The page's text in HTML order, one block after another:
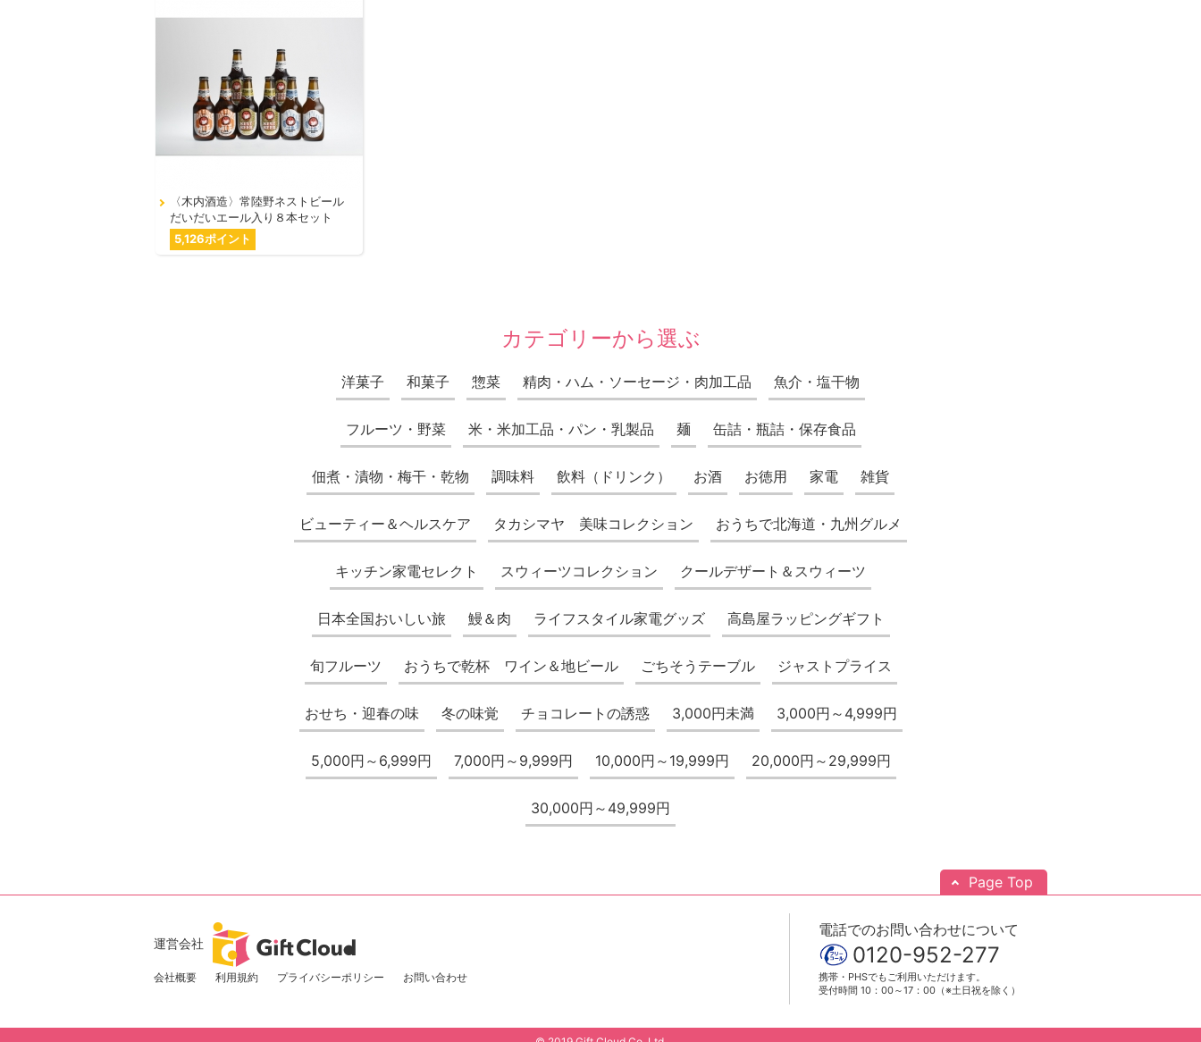
〈木内酒造〉常陸野ネストビール
だいだいエール入り８本セット
5,126ポイント
カテゴリーから選ぶ
洋菓子 和菓子 惣菜 精肉・ハム・ソーセージ・肉加工品 魚介・塩干物
フルーツ・野菜 米・米加工品・パン・乳製品 麺 缶詰・瓶詰・保存食品
佃煮・漬物・梅干・乾物 調味料 飲料（ドリンク） お酒 お徳用 家電 雑貨
ビューティー＆ヘルスケア タカシマヤ 美味コレクション おうちで北海道・九州グルメ
キッチン家電セレクト スウィーツコレクション クールデザート＆スウィーツ
日本全国おいしい旅 鰻＆肉 ライフスタイル家電グッズ 高島屋ラッピングギフト
旬フルーツ おうちで乾杯 ワイン＆地ビール ごちそうテーブル ジャストプライス
おせち・迎春の味 冬の味覚 チョコレートの誘惑 3,000円未満 3,000円～4,999円
5,000円～6,999円 7,000円～9,999円 10,000円～19,999円 20,000円～29,999円
30,000円～49,999円
Page Top
会社概要 利用規約 プライバシーポリシー お問い合わせ
運営会社
電話でのお問い合わせについて
0120-952-277
携帯・PHSでもご利用いただけます。
受付時間 10：00～17：00（※土日祝を除く）